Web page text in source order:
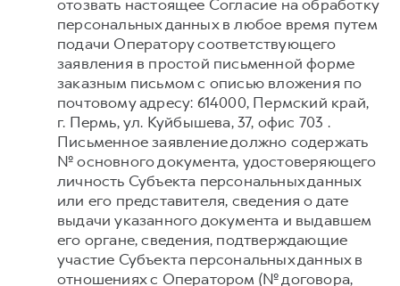
отозвать настоящее Согласие на обработку
персональных данных в любое время путем
подачи Оператору соответствующего
заявления в простой письменной форме
заказным письмом с описью вложения по
почтовому адресу: 614000, Пермский край,
г. Пермь, ул. Куйбышева, 37, офис 703 .
Письменное заявление должно содержать
№ основного документа, удостоверяющего
личность Субъекта персональных данных
или его представителя, сведения о дате
выдачи указанного документа и выдавшем
его органе, сведения, подтверждающие
участие Субъекта персональных данных в
отношениях с Оператором (№ договора,